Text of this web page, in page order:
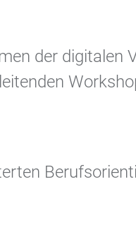
der digitalen